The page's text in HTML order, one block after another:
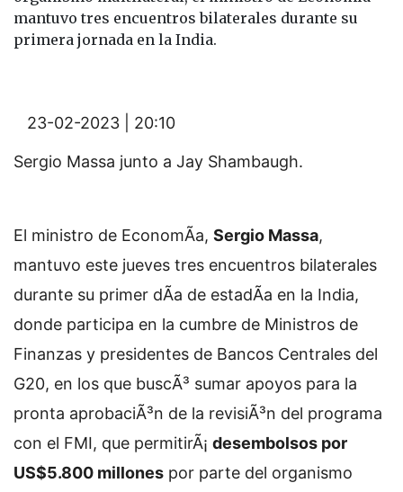
mantuvo tres encuentros bilaterales durante su
primera jornada en la India.
23-02-2023 | 20:10
Sergio Massa junto a Jay Shambaugh.
El ministro de EconomÃ­a, Sergio Massa,
mantuvo este jueves tres encuentros bilaterales
durante su primer dÃ­a de estadÃ­a en la India,
donde participa en la cumbre de Ministros de
Finanzas y presidentes de Bancos Centrales del
G20, en los que buscÃ³ sumar apoyos para la
pronta aprobaciÃ³n de la revisiÃ³n del programa
con el FMI, que permitirÃ¡ desembolsos por
US$5.800 millones por parte del organismo